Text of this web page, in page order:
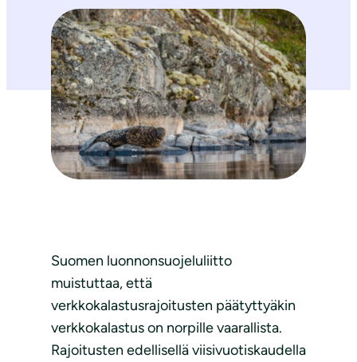
Suomen luonnonsuojeluliitto
muistuttaa, että
verkkokalastusrajoitusten päätyttyäkin
verkkokalastus on norpille vaarallista.
Rajoitusten edellisellä viisivuotiskaudella